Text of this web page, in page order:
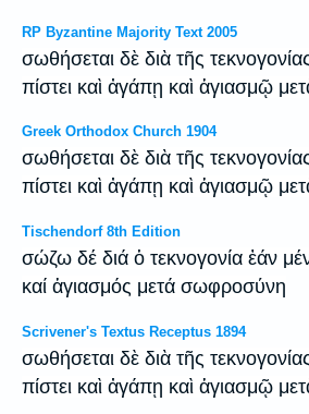
RP Byzantine Majority Text 2005
σωθήσεται δὲ διὰ τῆς
πίστει καὶ ἀγάπῃ καὶ ἁγιασμῷ
Greek Orthodox Church 1904
σωθήσεται δὲ διὰ τῆς
πίστει καὶ ἀγάπῃ καὶ ἁγιασμῷ
Tischendorf 8th Edition
σώζω δέ διά ὁ τεκνογονία ἐάν
καί ἁγιασμός μετά σωφροσύνη
Scrivener's Textus Receptus 1894
σωθήσεται δὲ διὰ τῆς
πίστει καὶ ἀγάπῃ καὶ ἁγιασμῷ